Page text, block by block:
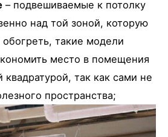
– подвешиваемые к потолку
над той зоной, которую
такие модели
место в помещения
так как сами не
пространства;